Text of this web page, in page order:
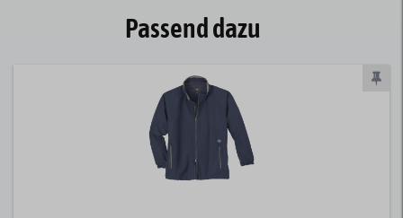
Passend dazu